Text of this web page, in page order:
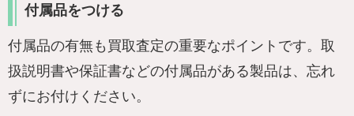
付属品をつける
付属品の有無も買取査定の重要なポイントです。取
扱説明書や保証書などの付属品がある製品は、忘れ
ずにお付けください。